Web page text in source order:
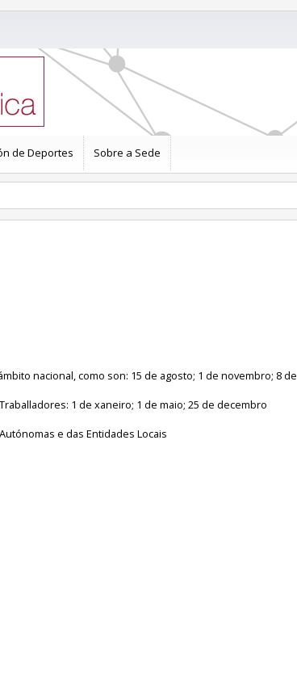
de Deportes Sobre a Sede
nacional, como son: 15 de agosto; 1 de novembro; 8 de
1 de xaneiro; 1 de maio; 25 de decembro
e das Entidades Locais